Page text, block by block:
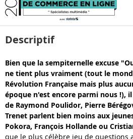
Descriptif
Bien que la sempiternelle excuse
ne tient plus vraiment (tout le
Révolution Française mais plus
époque n'est encore parmi nous !),
de Raymond Poulidor, Pierre
Trenet parlent bien moins aux
Pokora, François Hollande ou
que le plus célèbre jeu de questions